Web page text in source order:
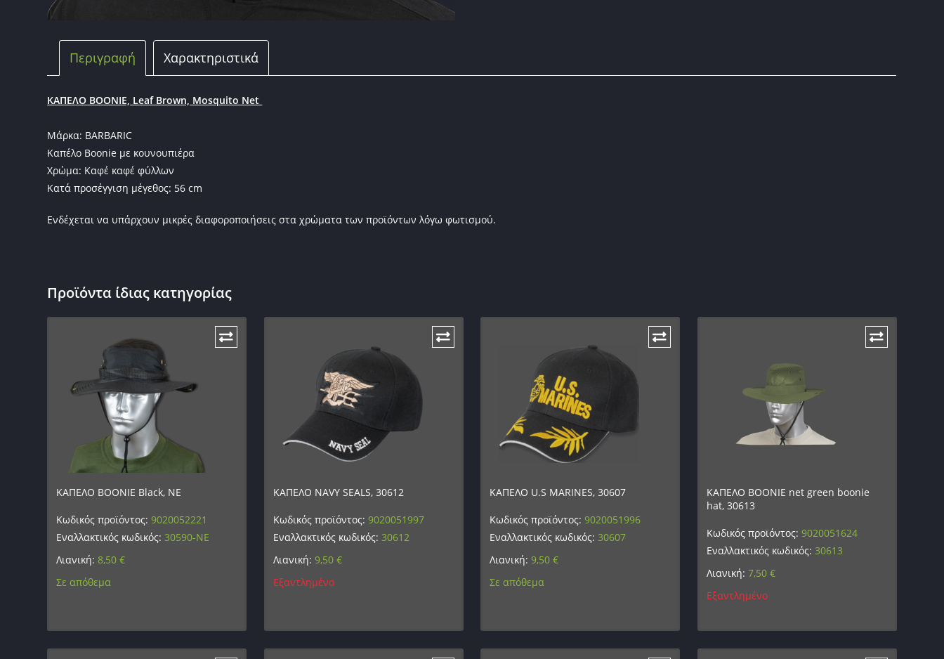
Περιγραφή Χαρακτηριστικά
ΚΑΠΕΛΟ BOONIE, Leaf Brown, Mosquito Net
Μάρκα: BARBARIC
Καπέλο Boonie με κουνουπιέρα
Χρώμα: Καφέ καφέ φύλλων
Κατά προσέγγιση μέγεθος: 56 cm
Ενδέχεται να υπάρχουν μικρές διαφοροποιήσεις στα χρώματα των προϊόντων λόγω φωτισμού.
Προϊόντα ίδιας κατηγορίας
ΚΑΠΕΛΟ BOONIE Black, NE
Κωδικός προϊόντος:9020052221
Εναλλακτικός κωδικός: 30590-NE
Λιανική:8,50€
Σε απόθεμα
ΚΑΠΕΛΟ NAVY SEALS, 30612
Κωδικός προϊόντος: 9020051997
Εναλλακτικός κωδικός: 30612
Λιανική: 9,50 €
Εξαντλημένο
ΚΑΠΕΛΟ U.S MARINES, 30607
Κωδικός προϊόντος:9020051996
Εναλλακτικός κωδικός: 30607
Λιανική:9,50€
Σε απόθεμα
ΚΑΠΕΛΟ BOONIE net green boonie
hat, 30613
Κωδικός προϊόντος: 9020051624
Εναλλακτικός κωδικός: 30613
Λιανική: 7,50 €
Εξαντλημένο